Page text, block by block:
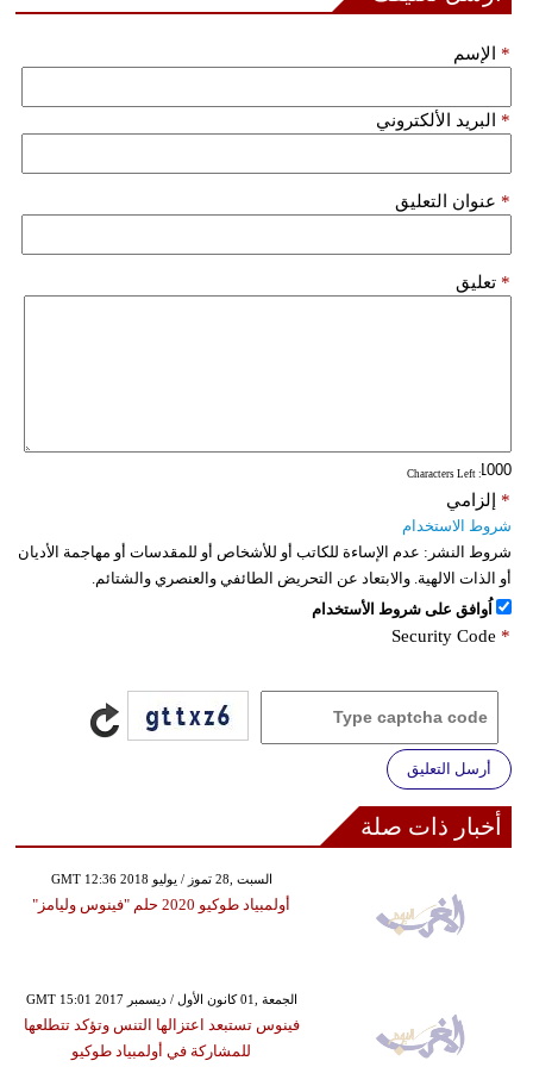
الإسم *
البريد الألكتروني *
عنوان التعليق *
تعليق *
: Characters Left
إلزامي *
شروط الاستخدام
شروط النشر: عدم الإساءة للكاتب أو للأشخاص أو للمقدسات أو مهاجمة الأديان
أو الذات الالهية. والابتعاد عن التحريض الطائفي والعنصري والشتائم.
اُوافق على شروط الأستخدام
Security Code *
أرسل التعليق
أخبار ذات صلة
GMT 12:36 2018 السبت ,28 تموز / يوليو
أولمبياد طوكيو 2020 حلم "فينوس وليامز"
GMT 15:01 2017 الجمعة ,01 كانون الأول / ديسمبر
فينوس تستبعد اعتزالها التنس وتؤكد تتطلعها
للمشاركة في أولمبياد طوكيو